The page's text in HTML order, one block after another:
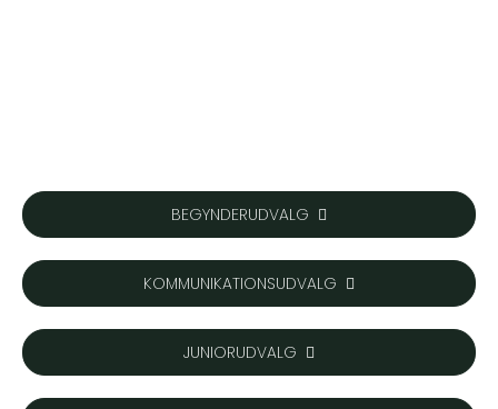
BEGYNDERUDVALG
KOMMUNIKATIONSUDVALG
JUNIORUDVALG